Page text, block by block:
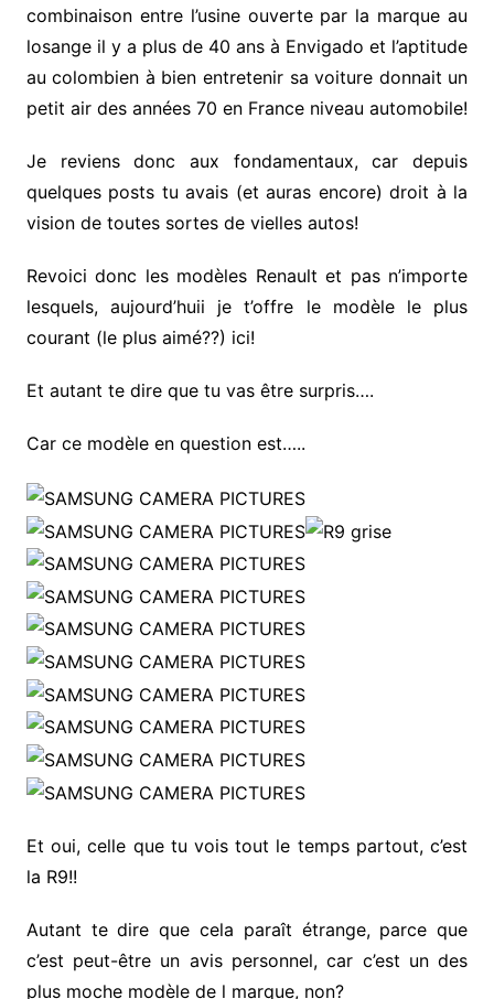
combinaison entre l’usine ouverte par la marque au
losange il y a plus de 40 ans à Envigado et l’aptitude
au colombien à bien entretenir sa voiture donnait un
petit air des années 70 en France niveau automobile!
Je reviens donc aux fondamentaux, car depuis
quelques posts tu avais (et auras encore) droit à la
vision de toutes sortes de vielles autos!
Revoici donc les modèles Renault et pas n’importe
lesquels, aujourd’huii je t’offre le modèle le plus
courant (le plus aimé??) ici!
Et autant te dire que tu vas être surpris….
Car ce modèle en question est…..
Et oui, celle que tu vois tout le temps partout, c’est
la R9!!
Autant te dire que cela paraît étrange, parce que
c’est peut-être un avis personnel, car c’est un des
plus moche modèle de l marque, non?